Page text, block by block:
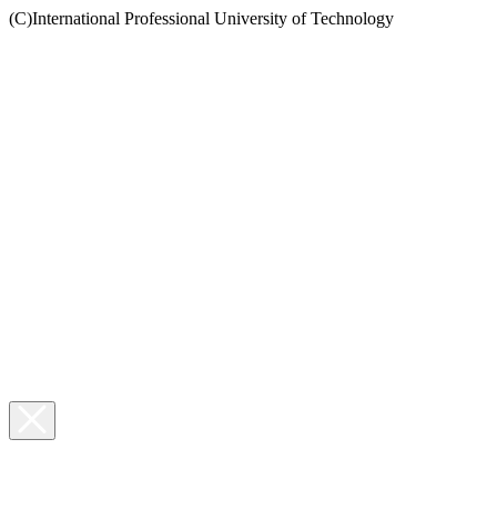
(C)International Professional University of Technology